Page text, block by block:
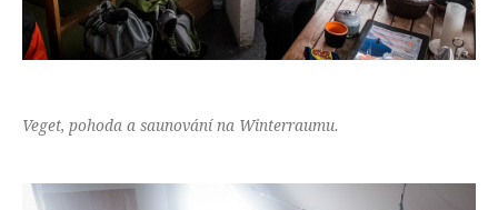
Veget, pohoda a saunování na Winterraumu.